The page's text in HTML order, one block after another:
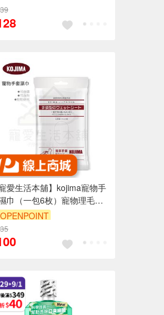
寵愛生活本舖】kojima寵物手
巾（一包6枚）寵物理毛濕